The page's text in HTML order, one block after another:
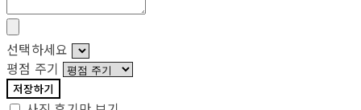
선택하세요
평점 주기
저장하기